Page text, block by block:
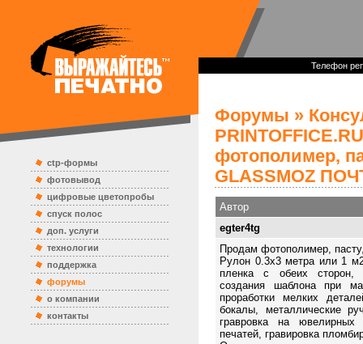
ctp-формы
фотовывод
цифровые цветопробы
спуск полос
доп. услуги
технологии
поддержка
форумы
о компании
контакты
Телефон
Форумы »
PRINTOFFICE.RU
фотополимер,
GLASSMOZ
Автор
egter4tg
Продам фотополимер,
Рулон 0.3x3 метра или 1
пленка с обеих сторон,
создания шаблона при
проработки мелких
бокалы, металлические
гравровка на ювелирных
печатей, гравировка